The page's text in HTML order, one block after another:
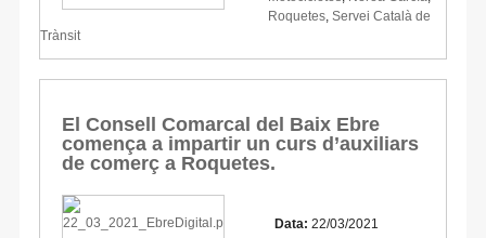
Roquetes Servei Català de
Trànsit
El Consell Comarcal del Baix Ebre
comença a impartir un curs d’auxiliars
de comerç a Roquetes.
Data: 22/03/2021